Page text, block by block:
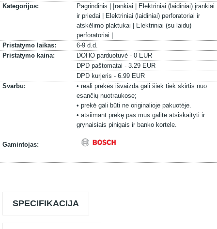
Kategorijos:
Pagrindinis | Įrankiai |
Elektriniai (laidiniai) įrankiai
ir priedai |
Elektriniai (laidiniai) perforatoriai ir
atskėlimo plaktukai |
Elektriniai (su laidu)
perforatoriai |
Pristatymo laikas:
6-9 d.d.
Pristatymo kaina:
DOHO parduotuvė - 0 EUR
DPD paštomatai - 3.29 EUR
DPD kurjeris - 6.99 EUR
Svarbu:
• reali prekės išvaizda gali šiek tiek skirtis nuo
esančių nuotraukose;
• prekė gali būti ne originalioje pakuotėje.
• atsiimant prekę pas mus galite atsiskaityti ir
grynaisiais pinigais ir banko kortele.
Gamintojas:
SPECIFIKACIJA